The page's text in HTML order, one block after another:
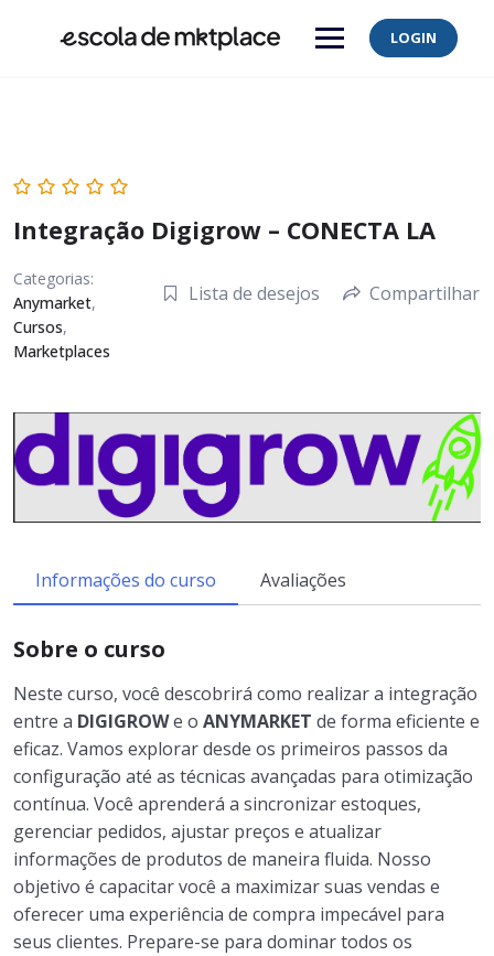
LOGIN
Integração Digigrow – CONECTA LA
Categorias:
Anymarket,
Cursos,
Marketplaces
Lista de desejos Compartilhar
Informações do curso Avaliações
Sobre o curso
Neste curso, você descobrirá como realizar a integração
entre a DIGIGROWe o ANYMARKET de forma eficiente e
eficaz. Vamos explorar desde os primeiros passos da
configuração até as técnicas avançadas para otimização
contínua. Você aprenderá a sincronizar estoques,
gerenciar pedidos, ajustar preços e atualizar
informações de produtos de maneira fluida. Nosso
objetivo é capacitar você a maximizar suas vendas e
oferecer uma experiência de compra impecável para
seus clientes. Prepare-se para dominar todos os